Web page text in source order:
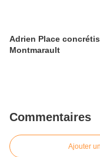
Adrien Place
Montmarault
Commentaires
Ajouter